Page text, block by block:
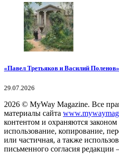
«Павел Третьяков и Василий Поленов»
29.07.2026
2026 © MyWay Magazine. Все
материалы сайта
контентом и охраняются
использование, копирование,
или частичная, а также
письменного согласия